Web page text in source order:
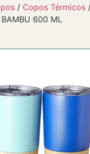
/ Copos Térmicos
BAMBU 600 ML